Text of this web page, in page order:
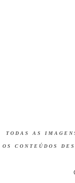
TODAS AS
CONTEÚDOS